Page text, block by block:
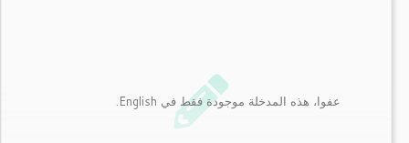
عفوا، هذه المدخلة موجودة فقط في English.